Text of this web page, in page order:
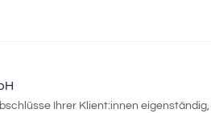
Ihrer Klient:innen eigenständig,